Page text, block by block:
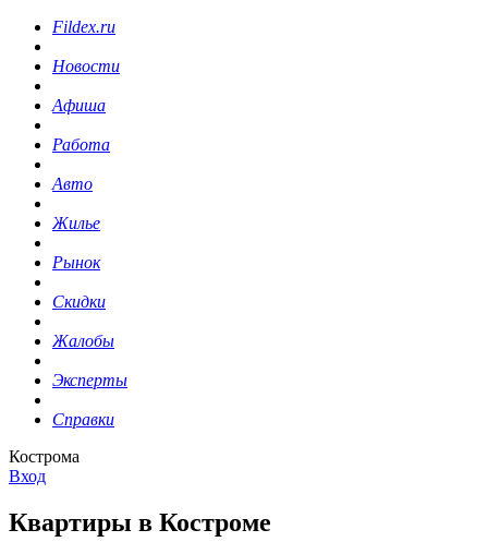
Fildex.ru
Новости
Афиша
Работа
Авто
Жилье
Рынок
Скидки
Жалобы
Эксперты
Справки
Кострома
Вход
Квартиры в Костроме